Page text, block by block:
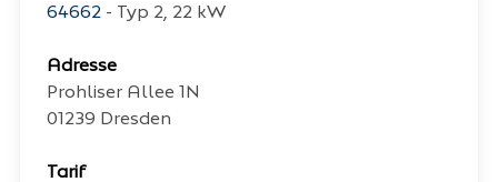
64662 - Typ 2, 22 kW
Adresse
Prohliser Allee 1N
01239 Dresden
Tarif